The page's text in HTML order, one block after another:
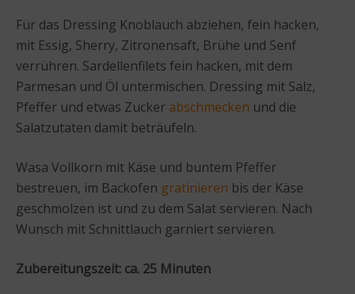
Für das Dressing Knoblauch abziehen, fein hacken,
mit Essig, Sherry, Zitronensaft, Brühe und Senf
verrühren. Sardellenfilets fein hacken, mit dem
Parmesan und Öl untermischen. Dressing mit Salz,
Pfeffer und etwas Zucker abschmecken und die
Salatzutaten damit beträufeln.
Wasa Vollkorn mit Käse und buntem Pfeffer
bestreuen, im Backofen gratinieren bis der Käse
geschmolzen ist und zu dem Salat servieren. Nach
Wunsch mit Schnittlauch garniert servieren.
Zubereitungszeit: ca. 25 Minuten